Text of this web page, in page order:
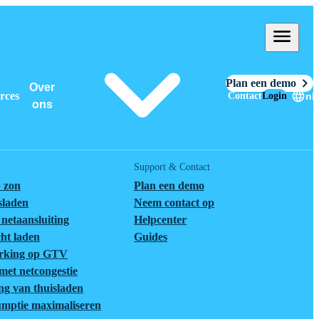
Over
ons
ContactLogin nl
Plan een demo
zon
laden
op GTV
netcongestie
van thuisladen
maximaliseren
Support & Contact
Plan een demo
Neem contact op
Helpcenter
Guides